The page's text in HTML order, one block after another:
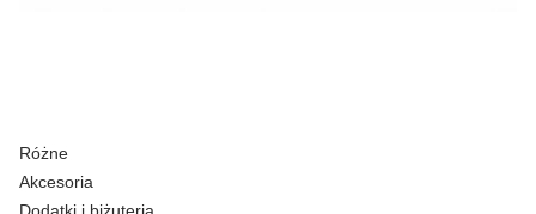
Różne
Akcesoria
Dodatki i biżuteria